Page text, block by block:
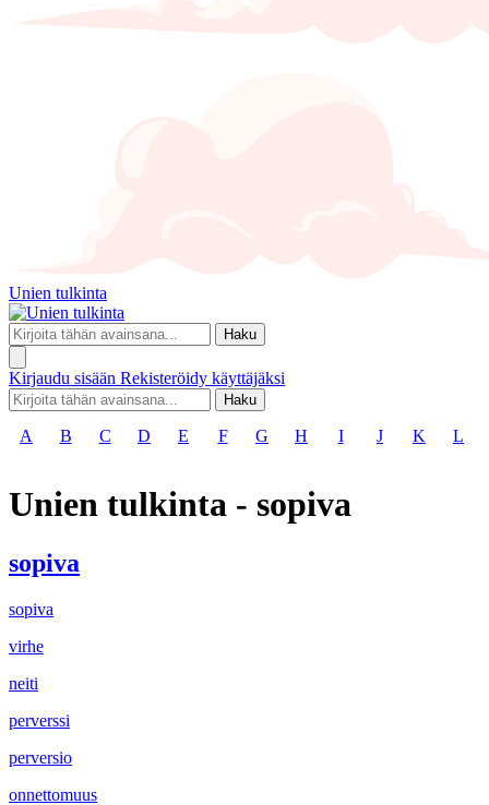
Unien tulkinta
Haku
Kirjaudu sisään Rekisteröidy käyttäjäksi
Haku
A B C D E F G H I J K L
Unien tulkinta - sopiva
sopiva
sopiva
virhe
neiti
perverssi
perversio
onnettomuus